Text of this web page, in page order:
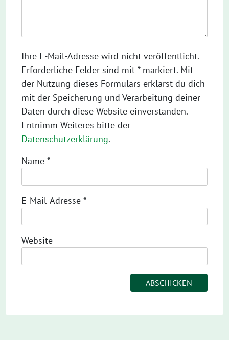
Ihre E-Mail-Adresse wird nicht veröffentlicht.
Erforderliche Felder sind mit * markiert. Mit
der Nutzung dieses Formulars erklärst du dich
mit der Speicherung und Verarbeitung deiner
Daten durch diese Website einverstanden.
Entnimm Weiteres bitte der
Datenschutzerklärung.
Name *
E-Mail-Adresse *
Website